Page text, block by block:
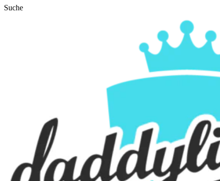
Suche